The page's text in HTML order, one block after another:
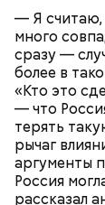
— Я считаю,
много
сразу —
более в
«Кто это
— что
терять
рычаг
аргументы
Россия
рассказал
Припяти. А
увидеть
деревни —